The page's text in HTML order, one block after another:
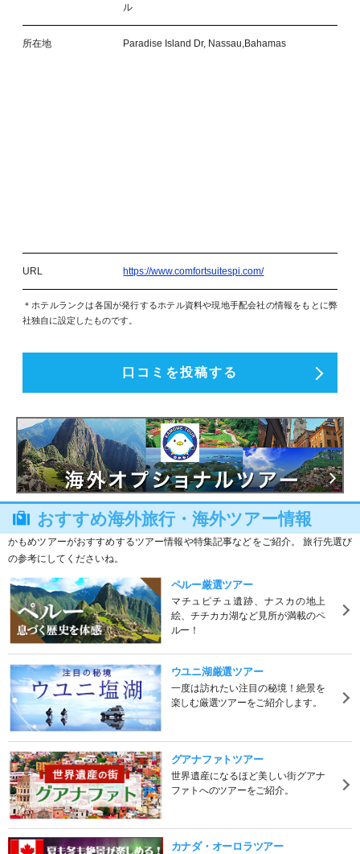
ル
所在地 Paradise Island Dr, Nassau,Bahamas
URL https://www.comfortsuitespi.com/
＊ホテルランクは各国が発行するホテル資料や現地手配会社の情報をもとに弊
社独自に設定したものです。
口コミを投稿する
おすすめ海外旅行・海外ツアー情報
かもめツアーがおすすめするツアー情報や特集記事などをご紹介。 旅行先選び
の参考にしてくださいね。
ペルー厳選ツアー
マチュピチュ遺跡、ナスカの地上
絵、チチカカ湖など見所が満載のペ
ルー！
ウユニ湖厳選ツアー
一度は訪れたい注目の秘境！絶景を
楽しむ厳選ツアーをご紹介します。
グアナファトツアー
世界遺産になるほど美しい街グアナ
ファトへのツアーをご紹介。
カナダ・オーロラツアー